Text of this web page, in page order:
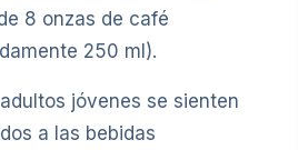
8 onzas de café
250 ml).
jóvenes se sienten
a las bebidas